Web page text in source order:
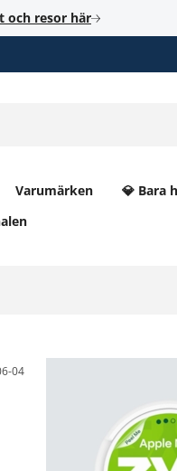
och resor här
Varumärken
💎 Bara
04